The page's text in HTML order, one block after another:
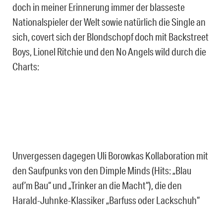
doch in meiner Erinnerung immer der blasseste
Nationalspieler der Welt sowie natürlich die Single an
sich, covert sich der Blondschopf doch mit Backstreet
Boys, Lionel Ritchie und den No Angels wild durch die
Charts:
Unvergessen dagegen Uli Borowkas Kollaboration mit
den Saufpunks von den Dimple Minds (Hits: „Blau
auf’m Bau“ und „Trinker an die Macht“), die den
Harald-Juhnke-Klassiker „Barfuss oder Lackschuh“